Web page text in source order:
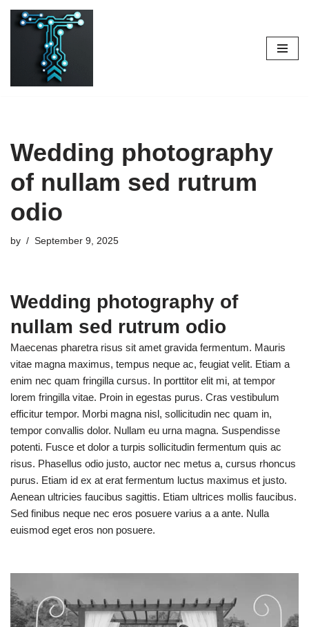
content
Wedding photography
of nullam sed rutrum
odio
by September 9, 2025
Wedding photography of
nullam sed rutrum odio
Maecenas pharetra risus sit amet gravida fermentum. Mauris
vitae magna maximus, tempus neque ac, feugiat velit. Etiam a
enim nec quam fringilla cursus. In porttitor elit mi, at tempor
lorem fringilla vitae. Proin in egestas purus. Cras vestibulum
efficitur tempor. Morbi magna nisl, sollicitudin nec quam in,
tempor convallis dolor. Nullam eu urna magna. Suspendisse
potenti. Fusce et dolor a turpis sollicitudin fermentum quis ac
risus. Phasellus odio justo, auctor nec metus a, cursus rhoncus
purus. Etiam id ex at erat fermentum luctus maximus et justo.
Aenean ultricies faucibus sagittis. Etiam ultrices mollis faucibus.
Sed finibus neque nec eros posuere varius a a ante. Nulla
euismod eget eros non posuere.